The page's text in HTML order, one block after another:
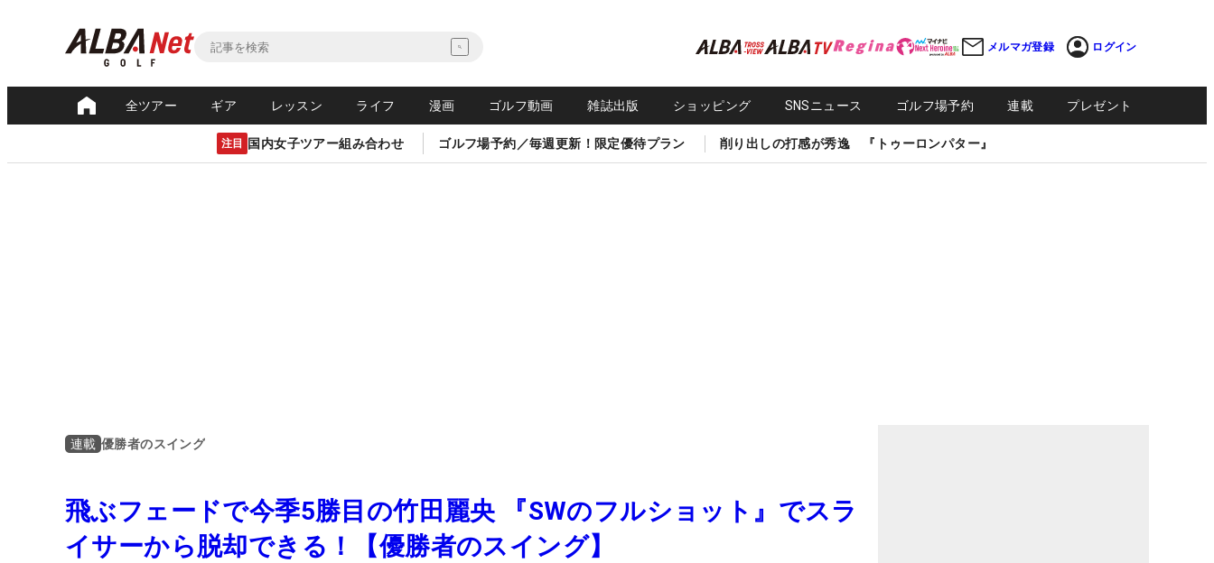
メルマガ登録 ログイン
全ツアー ギア レッスン ライフ 漫画 ゴルフ動画 雑誌出版 ショッピング SNSニュース ゴルフ場予約 連載 プレゼント
注目 国内女子ツアー組み合わせ ゴルフ場予約／毎週更新！限定優待プラン 削り出しの打感が秀逸 『トゥーロンパター』
連載 優勝者のスイング
飛ぶフェードで今季5勝目の竹田麗央 『SWのフルショット』でスラ
イサーから脱却できる！【優勝者のスイング】